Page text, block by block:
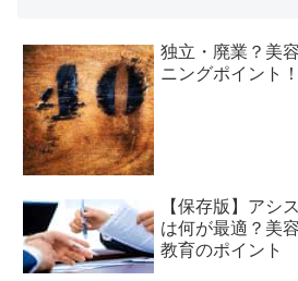
独立・廃業？美
ニングポイント！
【保存版】アシ
は何が最適？美
教育のポイント